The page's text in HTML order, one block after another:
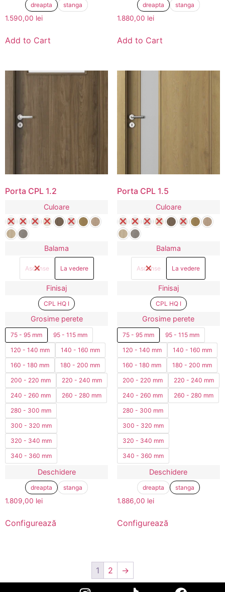
dreapta stanga
1.590,00 lei
Add to Cart
dreapta stanga
1.880,00 lei
Add to Cart
Porta CPL 1.2
Culoare
Balama
Ascunse La vedere
Finisaj
CPL HQ I
Grosime perete
75 - 95 mm
95 - 115 mm
120 - 140 mm
140 - 160 mm
160 - 180 mm
180 - 200 mm
200 - 220 mm
220 - 240 mm
240 - 260 mm
260 - 280 mm
280 - 300 mm
300 - 320 mm
320 - 340 mm
340 - 360 mm
Deschidere
dreapta stanga
1.809,00 lei
Configurează
Porta CPL 1.5
Culoare
Balama
Ascunse La vedere
Finisaj
CPL HQ I
Grosime perete
75 - 95 mm
95 - 115 mm
120 - 140 mm
140 - 160 mm
160 - 180 mm
180 - 200 mm
200 - 220 mm
220 - 240 mm
240 - 260 mm
260 - 280 mm
280 - 300 mm
300 - 320 mm
320 - 340 mm
340 - 360 mm
Deschidere
dreapta stanga
1.886,00 lei
Configurează
1 2 →